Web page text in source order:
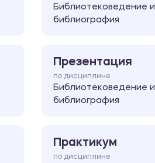
Библиотековедение и
библиография
Презентация
по дисциплине
Библиотековедение и
библиография
Практикум
по дисциплине